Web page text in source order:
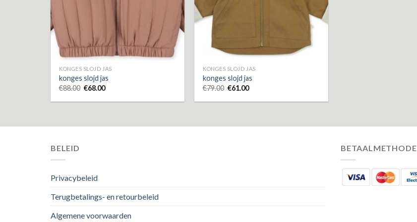
KONGES SLOJD JAS
konges slojd jas
€88.00 €68.00
KONGES SLOJD JAS
konges slojd jas
€79.00 €61.00
BELEID
Privacybeleid
Terugbetalings- en retourbeleid
Algemene voorwaarden
BETAALMETHODE